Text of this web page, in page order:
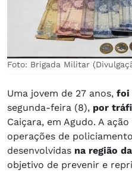
Foto: Brigada Militar
Uma jovem de 27 anos, foi
segunda-feira (8), por
Caiçara, em Agudo. A
operações de
desenvolvidas na região
objetivo de prevenir e